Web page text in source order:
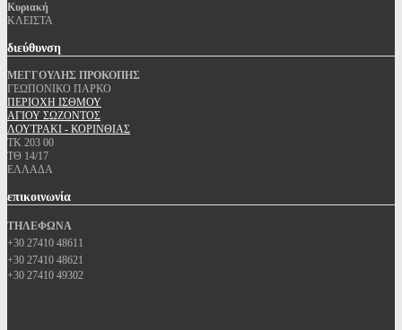
Κυριακή
ΚΛΕΙΣΤΑ
διεύθυνση
ΜΕΓΓΟΥΛΗΣ ΠΡΟΚΟΠΗΣ
ΓΕΩΠΟΝΙΚΟ ΠΑΡΚΟ
ΠΕΡΙΟΧΗ ΙΣΘΜΟΥ
ΑΓΙΟΥ ΣΩΖΟΝΤΟΣ
ΛΟΥΤΡΑΚΙ - ΚΟΡΙΝΘΙΑΣ
ΤΚ 203 00
ΤΘ 14/17
ΕΛΛΑΔΑ
επικοινωνία
ΤΗΛΕΦΩΝΑ
+30 27410 48611
+30 27410 48621
+30 27410 49302